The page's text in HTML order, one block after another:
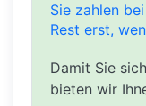
Sie zahlen
Rest erst,
Damit Sie
bieten wir